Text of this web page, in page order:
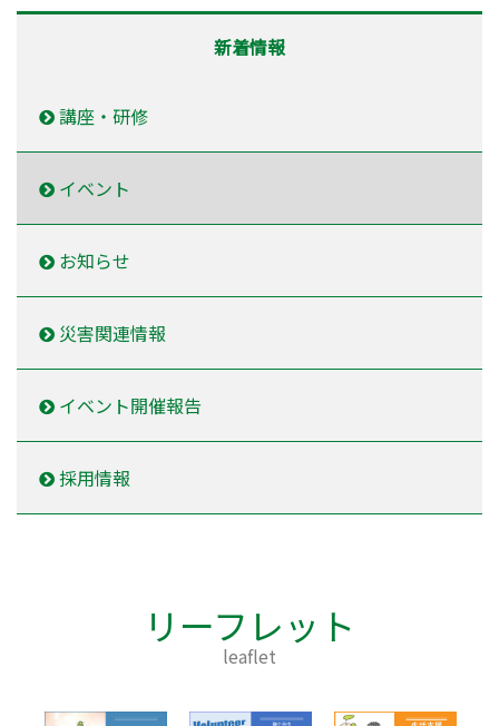
新着情報
講座・研修
イベント
お知らせ
災害関連情報
イベント開催報告
採用情報
リーフレット
leaflet